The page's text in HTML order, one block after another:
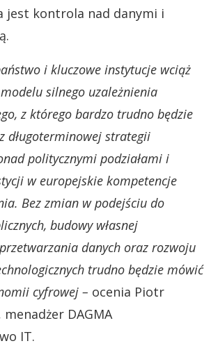
jest kontrola nad danymi i
i kluczowe instytucje wciąż
silnego uzależnienia
z którego bardzo trudno będzie
długoterminowej strategii
politycznymi podziałami i
w europejskie kompetencje
Bez zmian w podejściu do
budowy własnej
danych oraz rozwoju
trudno będzie mówić
cyfrowej – ocenia Piotr
DAGMA
IT.